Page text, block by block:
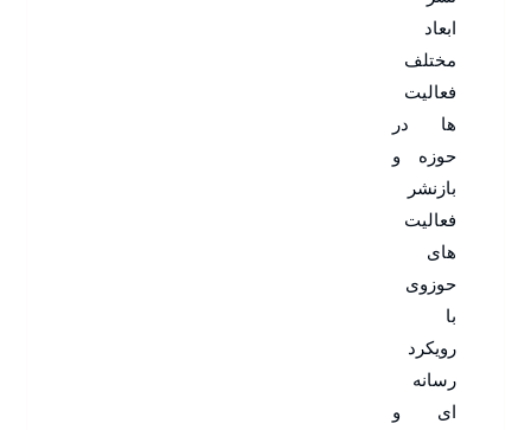
ابعاد
مختلف
فعالیت
ها در
حوزه و
بازنشر
فعالیت
های
حوزوی
با
رویکرد
رسانه
ای و